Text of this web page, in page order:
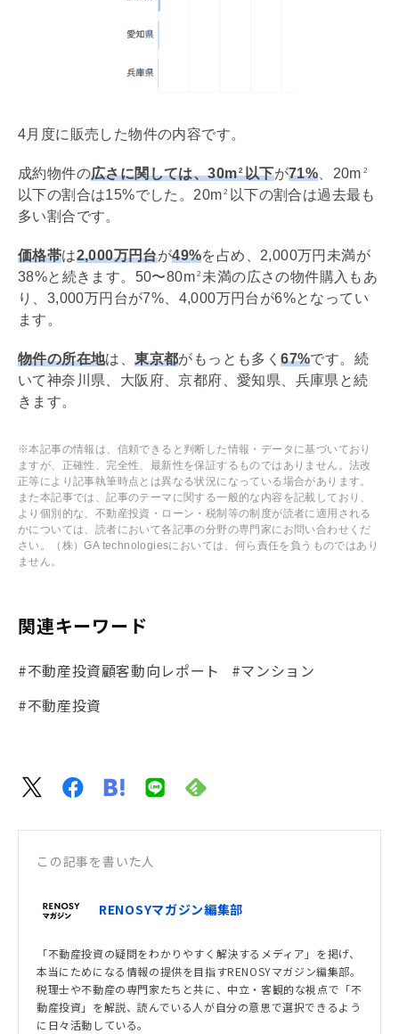
4月度に販売した物件の内容です。
成約物件の広さに関しては、30m 2 以下が71% 、20m 2
以下の割合は15%でした。20m 2
以下の割合は過去最も
多い割合です。
価格帯は2,000万円台が49%を占め、2,000万円未満が
38%と続きます。50〜80m 2 未満の広さの物件購入もあ
り、3,000万円台が7%、4,000万円台が6%となってい
ます。
物件の所在地は、東京都がもっとも多く67%です。続
いて神奈川県、大阪府、京都府、愛知県、兵庫県と続
きます。
※本記事の情報は、信頼できると判断した情報・データに基づいており
ますが、正確性、完全性、最新性を保証するものではありません。法改
正等により記事執筆時点とは異なる状況になっている場合があります。
また本記事では、記事のテーマに関する一般的な内容を記載しており、
より個別的な、不動産投資・ローン・税制等の制度が読者に適用される
かについては、読者において各記事の分野の専門家にお問い合わせくだ
さい。（株）GA technologiesにおいては、何ら責任を負うものではあり
ません。
関連キーワード
#不動産投資顧客動向レポート
#マンション
#不動産投資
この記事を書いた人
RENOSYマガジン編集部
「不動産投資の疑問をわかりやすく解決するメディア」を掲げ、
本当にためになる情報の提供を目指すRENOSYマガジン編集部。
税理士や不動産の専門家たちと共に、中立・客観的な視点で「不
動産投資」を解説、読んでいる人が自分の意思で選択できるよう
に日々活動している。